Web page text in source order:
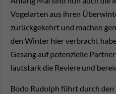
Vogelarten aus ihren
zurückgekehrt und machen
den Winter hier verbracht
Gesang auf potenzielle
lautstark die Reviere und
Bodo Rudolph führt durch